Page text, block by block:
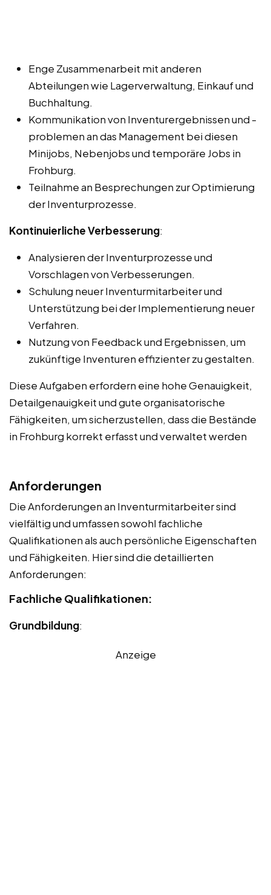
Enge Zusammenarbeit mit anderen
Abteilungen wie Lagerverwaltung, Einkauf und
Buchhaltung.
Kommunikation von Inventurergebnissen und -
problemen an das Management bei diesen
Minijobs, Nebenjobs und temporäre Jobs in
Frohburg.
Teilnahme an Besprechungen zur Optimierung
der Inventurprozesse.
Kontinuierliche Verbesserung:
Analysieren der Inventurprozesse und
Vorschlagen von Verbesserungen.
Schulung neuer Inventurmitarbeiter und
Unterstützung bei der Implementierung neuer
Verfahren.
Nutzung von Feedback und Ergebnissen, um
zukünftige Inventuren effizienter zu gestalten.
Diese Aufgaben erfordern eine hohe Genauigkeit,
Detailgenauigkeit und gute organisatorische
Fähigkeiten, um sicherzustellen, dass die Bestände
in Frohburg korrekt erfasst und verwaltet werden
Anforderungen
Die Anforderungen an Inventurmitarbeiter sind
vielfältig und umfassen sowohl fachliche
Qualifikationen als auch persönliche Eigenschaften
und Fähigkeiten. Hier sind die detaillierten
Anforderungen:
Fachliche Qualifikationen:
Grundbildung:
Anzeige